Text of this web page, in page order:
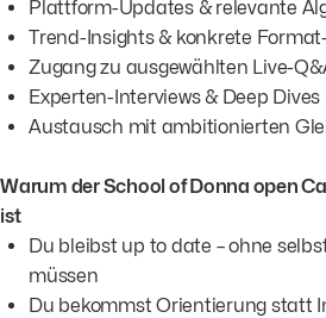
Plattform-Updates & relevante
Trend-Insights & konkrete
Zugang zu ausgewählten Live-
Experten-Interviews & Deep Dives
Austausch mit ambitionierten
Warum der School of Donna open
ist
Du bleibst up to date – ohne
müssen
Du bekommst Orientierung statt